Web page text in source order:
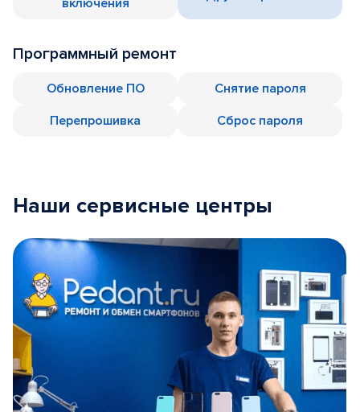
Программный ремонт
Обновление ПО
Снятие пароля
Перепрошивка
Сброс пароля
Наши сервисные центры